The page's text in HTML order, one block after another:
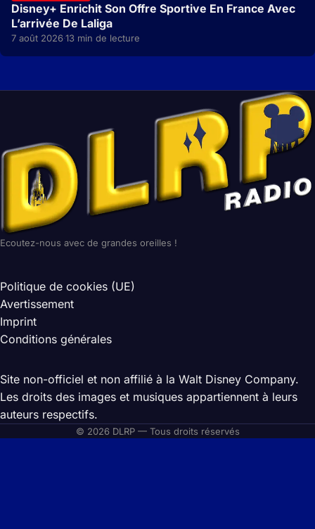
Disney+ Enrichit Son Offre Sportive En France Avec
L’arrivée De Laliga
7 août 2026·13 min de lecture
Ecoutez-nous avec de grandes oreilles !
Politique de cookies (UE)
Avertissement
Imprint
Conditions générales
Site non-officiel et non affilié à la Walt Disney Company.
Les droits des images et musiques appartiennent à leurs
auteurs respectifs.
© 2026 DLRP — Tous droits réservés